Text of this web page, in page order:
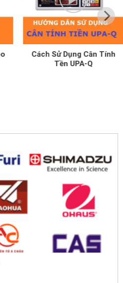
Cách Sử Dụng Cân Tính
Tền UPA-Q